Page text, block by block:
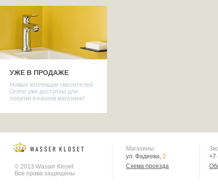
УЖЕ В ПРОДАЖЕ
Новые коллекции смесителей
Grohe уже доступны для
покупки в нашем магазине!
© 2013 Wasser Kloset
Все права защищены
Магазины:
ул. Фадеева, 2
Схема проезда
+7